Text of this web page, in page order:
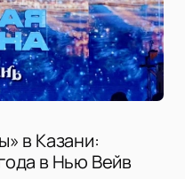
в Казани:
в Нью Вейв